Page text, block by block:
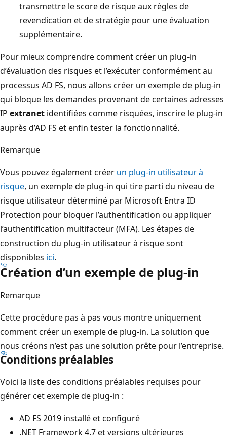
transmettre le score de risque aux règles de
revendication et de stratégie pour une évaluation
supplémentaire.
Pour mieux comprendre comment créer un plug-in
d’évaluation des risques et l’exécuter conformément au
processus AD FS, nous allons créer un exemple de plug-in
qui bloque les demandes provenant de certaines adresses
IP extranet identifiées comme risquées, inscrire le plug-in
auprès d’AD FS et enfin tester la fonctionnalité.
Remarque
Vous pouvez également créer un plug-in utilisateur à
risque, un exemple de plug-in qui tire parti du niveau de
risque utilisateur déterminé par Microsoft Entra ID
Protection pour bloquer l’authentification ou appliquer
l’authentification multifacteur (MFA). Les étapes de
construction du plug-in utilisateur à risque sont
disponibles ici.
Création d’un exemple de plug-in
Remarque
Cette procédure pas à pas vous montre uniquement
comment créer un exemple de plug-in. La solution que
nous créons n’est pas une solution prête pour l’entreprise.
Conditions préalables
Voici la liste des conditions préalables requises pour
générer cet exemple de plug-in :
AD FS 2019 installé et configuré
.NET Framework 4.7 et versions ultérieures